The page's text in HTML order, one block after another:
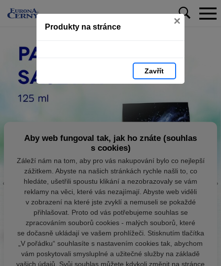
Produkty na stránce ×
Zavřít
Aby web fungoval tak, jak ho znáte (souhlas
s cookies)
Záleží nám na tom, aby pro vás nakupování bylo co nejlepší
zážitkem. Abyste na našich stránkách rychle našli to, co
hledáte, ušetřili spoustu klikání a nezobrazovaly se vám
reklamy na věci, které vás nezajímají. Abyste web viděli
v zobrazení na které jste zvyklí a nemuseli se pokaždé
přihlašovat. Proto od vás potřebujeme souhlas se
zpracováním souborů cookies - malých souborů, které
se dočasně ukládají ve vašem prohlížeči. Stisknutím tlačítka
„V pořádku“ souhlasíte s nastavením cookies tak, abychom
vám poskytovali smysluplné a užitečné služby na základě
vašich údajů. Svůj souhlas můžete kdykoli změnit na stránce